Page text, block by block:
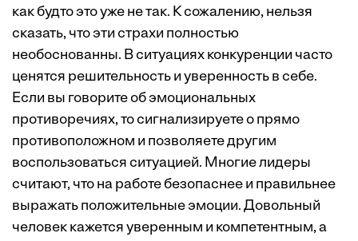
как будто это уже не так. К сожалению, нельзя
сказать, что эти страхи полностью
необоснованны. В ситуациях конкуренции часто
ценятся решительность и уверенность в себе.
Если вы говорите об эмоциональных
противоречиях, то сигнализируете о прямо
противоположном и позволяете другим
воспользоваться ситуацией. Многие лидеры
считают, что на работе безопаснее и правильнее
выражать положительные эмоции. Довольный
человек кажется уверенным и компетентным, а